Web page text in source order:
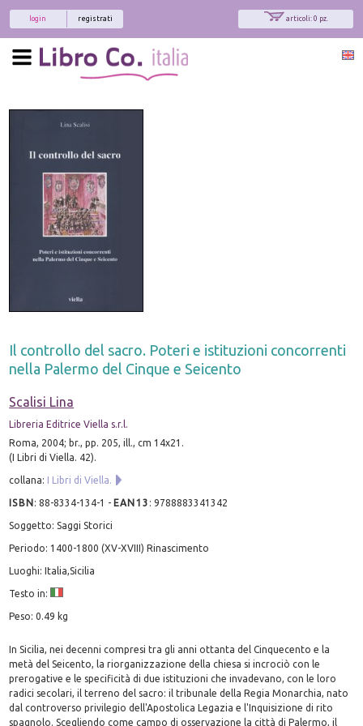
articoli: 0 pz.
registrati
login
Il controllo del sacro. Poteri e istituzioni concorrenti
nella Palermo del Cinque e Seicento
Scalisi Lina
Libreria Editrice Viella s.r.l.
Roma, 2004; br., pp. 205, ill., cm 14x21.
(I Libri di Viella. 42).
collana: I Libri di Viella.
ISBN:88-8334-134-1 - EAN13 :9788883341342
Soggetto: Saggi Storici
Periodo: 1400-1800 (XV-XVIII) Rinascimento
Luoghi: Italia,Sicilia
Testo in:
Peso: 0.49 kg
In Sicilia, nei decenni compresi tra gli anni ottanta del Cinquecento e la
metà del Seicento, la riorganizzazione della chiesa si incrociò con le
prerogative e le specificità di due istituzioni che invadevano, con le loro
radici secolari, il terreno del sacro: il tribunale della Regia Monarchia, nato
dal controverso privilegio dell'Apostolica Legazia e l'Inquisizione di rito
spagnolo. Scegliendo come campo di osservazione la città di Palermo, il